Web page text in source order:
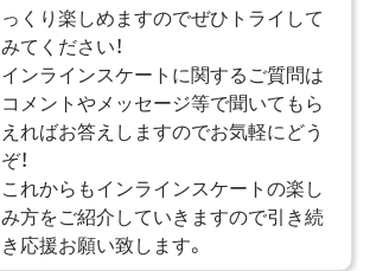
っくり楽しめますのでぜひトライして
みてください！
インラインスケートに関するご質問は
コメントやメッセージ等で聞いてもら
えればお答えしますのでお気軽にどう
ぞ！
これからもインラインスケートの楽し
み方をご紹介していきますので引き続
き応援お願い致します。